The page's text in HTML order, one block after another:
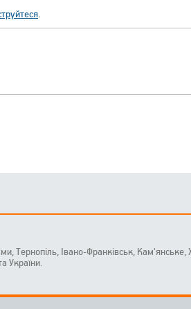
.
Тернопіль, Івано-Франківськ, Кам'янське,
України.